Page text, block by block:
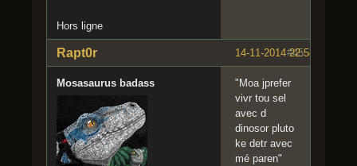
Hors ligne
#45
14-11-2014 22:58:40
Rapt0r
Mosasaurus badass
"Moa jprefer
vivr tou sel
avec d
dinosor pluto
ke detr avec
mé paren"